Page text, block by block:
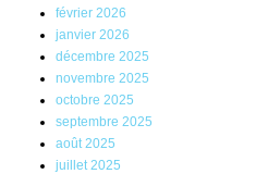
février 2026
janvier 2026
décembre 2025
novembre 2025
octobre 2025
septembre 2025
août 2025
juillet 2025